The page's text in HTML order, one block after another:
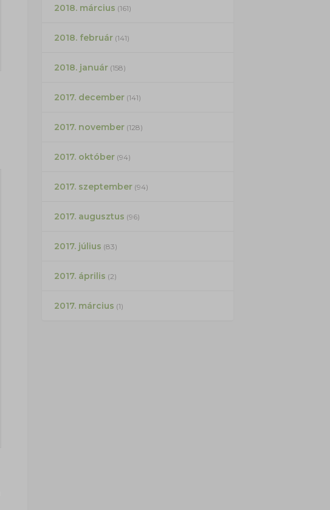
2018. március (161)
2018. február(141)
2018. január(158)
2017. december(141)
2017. november(128)
2017. október(94)
2017. szeptember(94)
2017. augusztus (96)
2017. július (83)
2017. április (2)
2017. március (1)